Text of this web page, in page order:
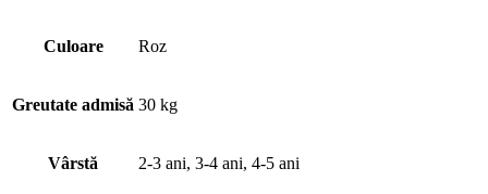
Culoare Roz
Greutate admisă 30 kg
Vârstă 2-3 ani, 3-4 ani, 4-5 ani